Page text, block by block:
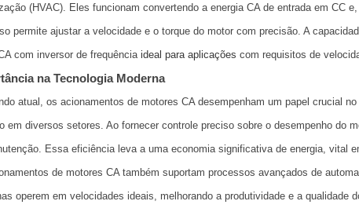
(HVAC). Eles funcionam convertendo a energia CA de entrada em CC
permite ajustar a velocidade e o torque do motor com precisão. A
com inversor de frequência ideal para aplicações com requisitos de
na Tecnologia Moderna
atual, os acionamentos de motores CA desempenham um papel crucial
em diversos setores. Ao fornecer controle preciso sobre o desempenho do
Essa eficiência leva a uma economia significativa de energia, vital
de motores CA também suportam processos avançados de
operem em velocidades ideais, melhorando a produtividade e a